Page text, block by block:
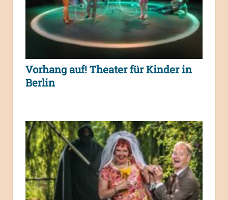
Vorhang auf! Theater für Kinder in
Berlin